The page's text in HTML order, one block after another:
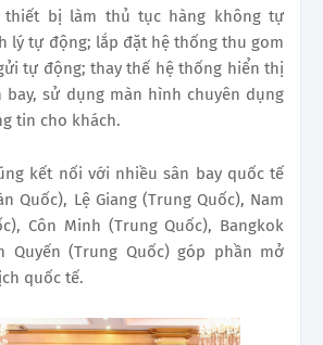
bị làm thủ tục hàng không tự
lý tự động; lắp đặt hệ thống thu gom
tự động; thay thế hệ thống hiển thị
bay, sử dụng màn hình chuyên dụng
tin cho khách.
kết nối với nhiều sân bay quốc tế
Quốc), Lệ Giang (Trung Quốc), Nam
Côn Minh (Trung Quốc), Bangkok
Quyến (Trung Quốc) góp phần mở
quốc tế.